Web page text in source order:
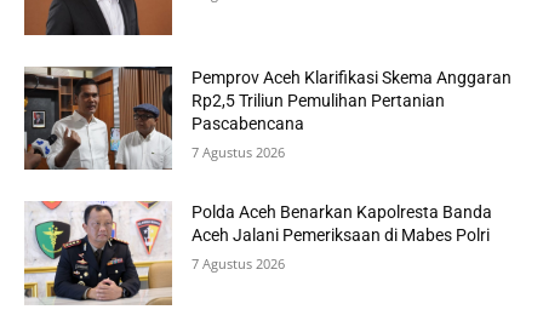
Pemprov Aceh Klarifikasi Skema Anggaran
Rp2,5 Triliun Pemulihan Pertanian
Pascabencana
7 Agustus 2026
Polda Aceh Benarkan Kapolresta Banda
Aceh Jalani Pemeriksaan di Mabes Polri
7 Agustus 2026